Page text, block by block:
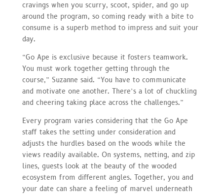
cravings when you scurry, scoot, spider, and go up
around the program, so coming ready with a bite to
consume is a superb method to impress and suit your
day.
“Go Ape is exclusive because it fosters teamwork.
You must work together getting through the
course,” Suzanne said. “You have to communicate
and motivate one another. There’s a lot of chuckling
and cheering taking place across the challenges.”
Every program varies considering that the Go Ape
staff takes the setting under consideration and
adjusts the hurdles based on the woods while the
views readily available. On systems, netting, and zip
lines, guests look at the beauty of the wooded
ecosystem from different angles. Together, you and
your date can share a feeling of marvel underneath